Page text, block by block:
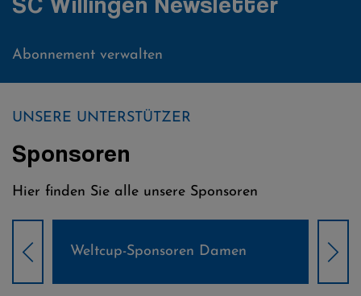
Abonnement verwalten
UNSERE UNTERSTÜTZER
Sponsoren
Hier finden Sie alle unsere Sponsoren
Weltcup-Sponsoren Damen